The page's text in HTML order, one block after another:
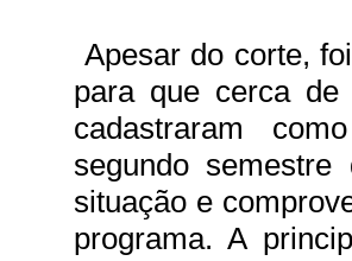
Apesar do corte,
para que cerca
cadastraram
segundo
situação e
programa. A